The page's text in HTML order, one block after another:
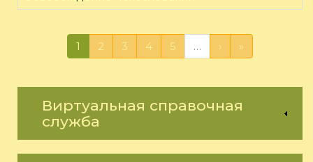
1 2 3 4 5 … › »
Виртуальная справочная
служба